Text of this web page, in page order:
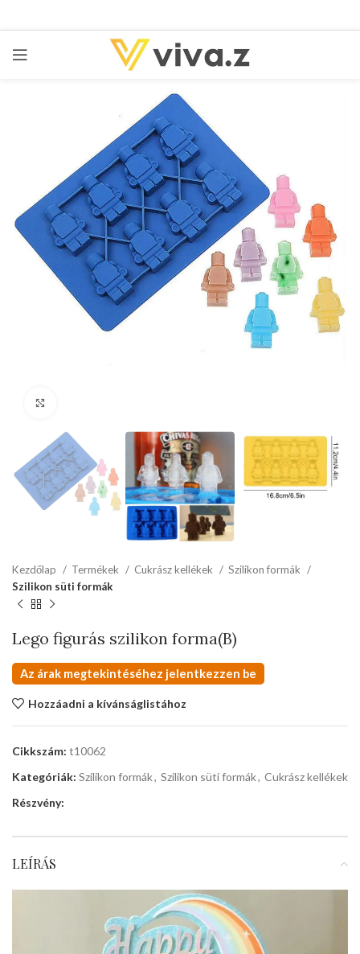
Kezdőlap Termékek Cukrász kellékek
Szilikon formák
Szilikon süti formák
Lego figurás szilikon forma(B)
Az árak megtekintéséhez jelentkezzen be
Hozzáadni a kívánságlistához
Cikkszám: t10062
Kategóriák: Szilikon formák, Szilikon süti formák, Cukrász kellékek
Részvény:
LEÍRÁS